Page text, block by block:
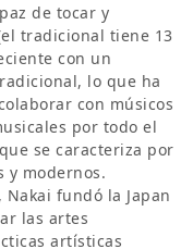
de tocar y
tradicional tiene 13
con un
lo que ha
con músicos
por todo el
se caracteriza por
y modernos.
fundó la Japan
las artes
artísticas